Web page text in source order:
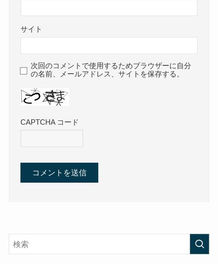
サイト
次回のコメントで使用するためブラウザーに自分
の名前、メールアドレス、サイトを保存する。
CAPTCHA コード